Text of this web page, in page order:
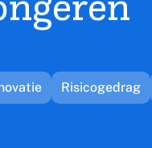
Risicogedrag